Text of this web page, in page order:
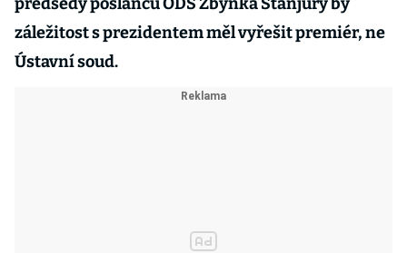
záležitost s prezidentem měl vyřešit premiér, ne
Ústavní soud.